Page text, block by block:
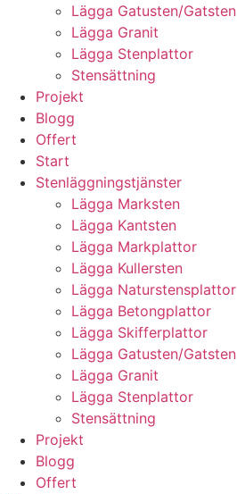
Lägga Gatusten/Gatsten
Lägga Granit
Lägga Stenplattor
Stensättning
Projekt
Blogg
Offert
Start
Stenläggningstjänster
Lägga Marksten
Lägga Kantsten
Lägga Markplattor
Lägga Kullersten
Lägga Naturstensplattor
Lägga Betongplattor
Lägga Skifferplattor
Lägga Gatusten/Gatsten
Lägga Granit
Lägga Stenplattor
Stensättning
Projekt
Blogg
Offert